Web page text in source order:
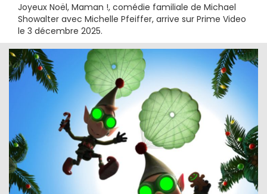
Joyeux Noël, Maman !, comédie familiale de Michael
Showalter avec Michelle Pfeiffer, arrive sur Prime Video
le 3 décembre 2025.